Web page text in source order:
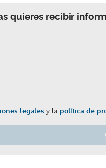
quieres recibir
legales y la política de